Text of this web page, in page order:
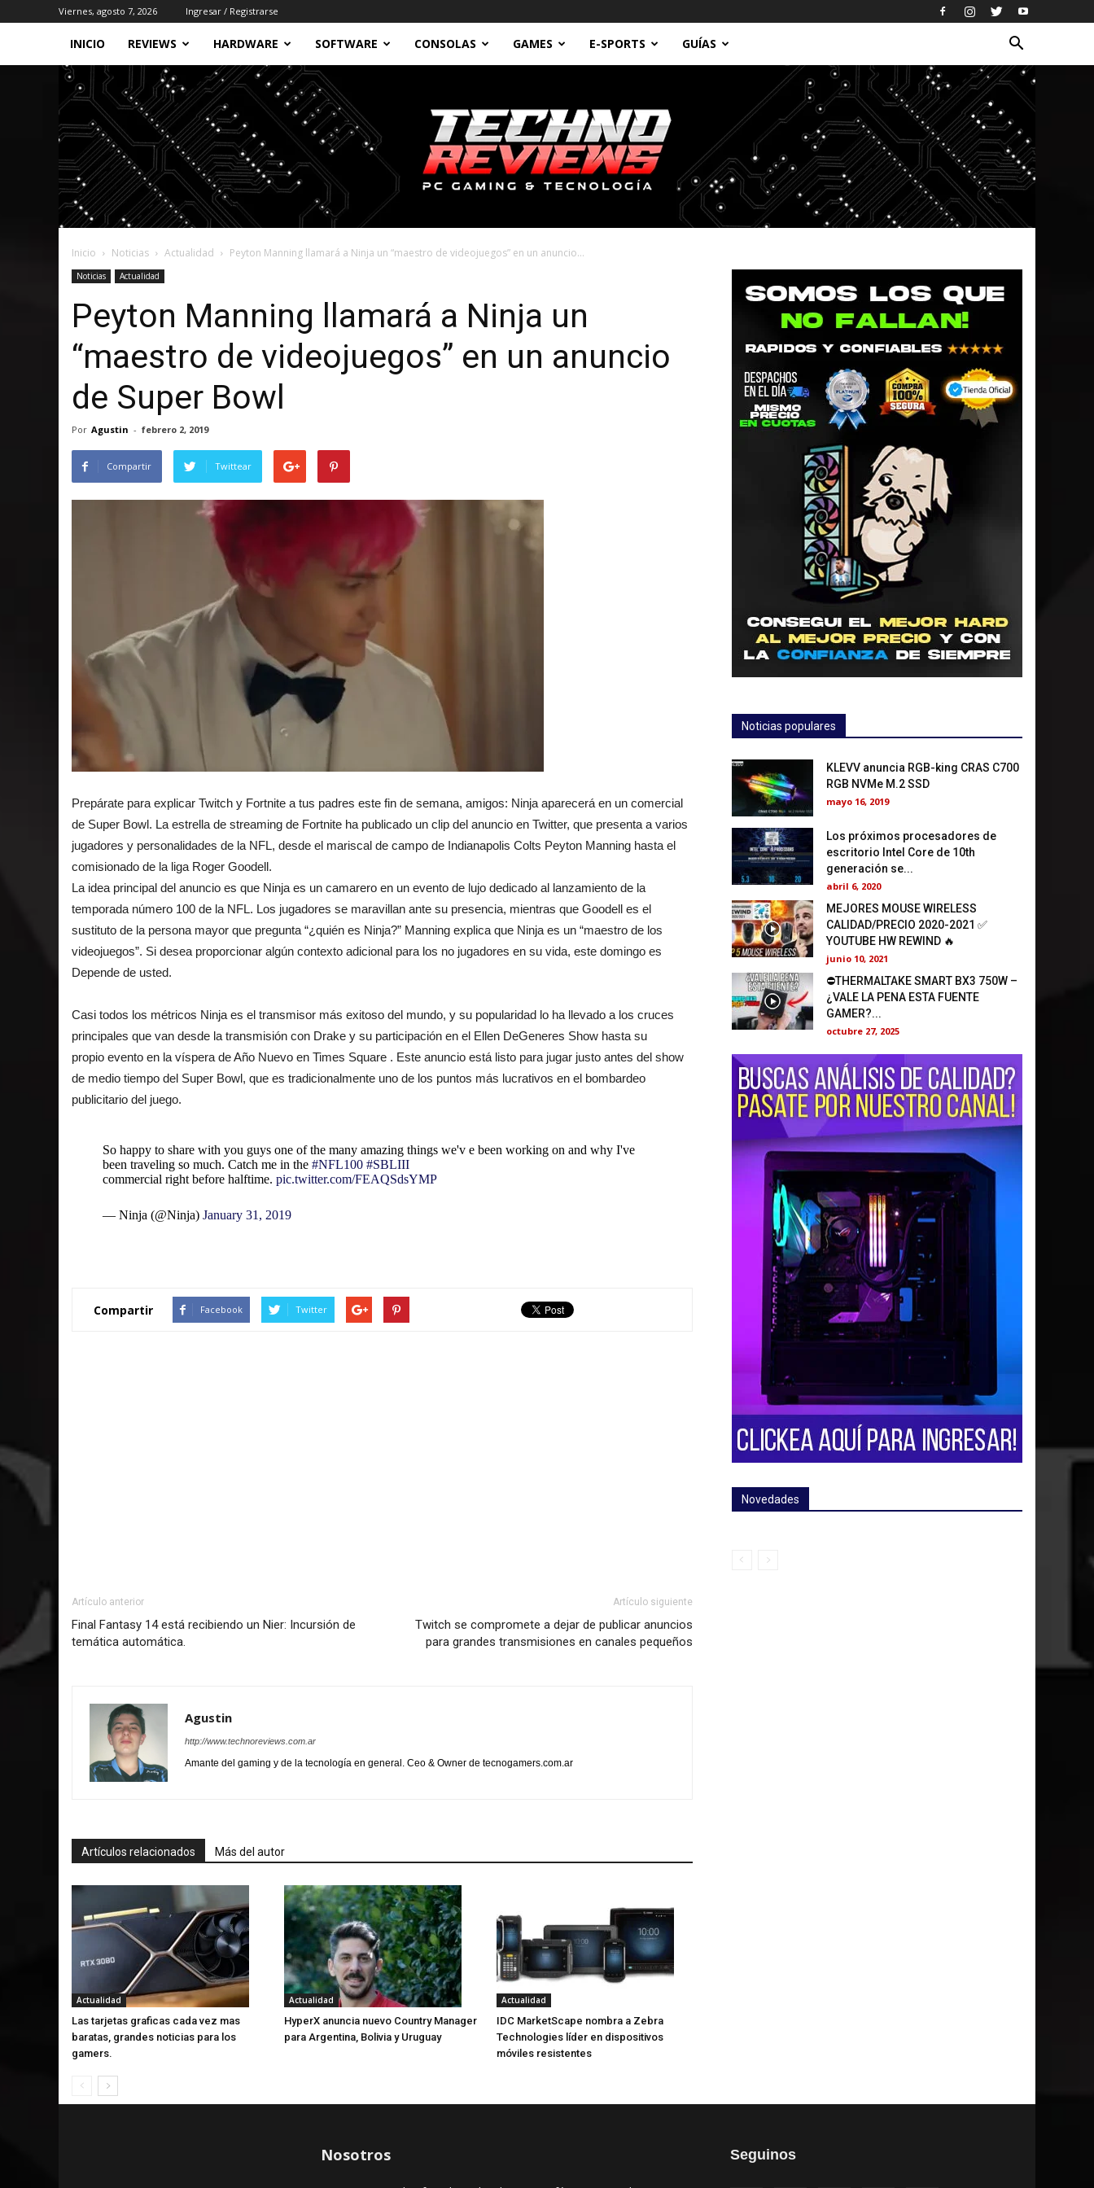
Viernes, agosto 7, 2026 Ingresar / Registrarse
INICIO REVIEWS HARDWARE SOFTWARE CONSOLAS GAMES E-SPORTS GUÍAS
reviews
Inicio Noticias Actualidad Peyton Manning llamará a Ninja un “maestro de videojuegos” en un anuncio...
Noticias Actualidad
Peyton Manning llamará a Ninja un
“maestro de videojuegos” en un anuncio
de Super Bowl
Por Agustin - febrero 2, 2019
Compartir Twittear
Prepárate para explicar Twitch y Fortnite a tus padres este fin de semana, amigos: Ninja aparecerá en un comercial
de Super Bowl. La estrella de streaming de Fortnite ha publicado un clip del anuncio en Twitter, que presenta a varios
jugadores y personalidades de la NFL, desde el mariscal de campo de Indianapolis Colts Peyton Manning hasta el
comisionado de la liga Roger Goodell.
La idea principal del anuncio es que Ninja es un camarero en un evento de lujo dedicado al lanzamiento de la
temporada número 100 de la NFL. Los jugadores se maravillan ante su presencia, mientras que Goodell es el
sustituto de la persona mayor que pregunta “¿quién es Ninja?” Manning explica que Ninja es un “maestro de los
videojuegos”. Si desea proporcionar algún contexto adicional para los no jugadores en su vida, este domingo es
Depende de usted.
Casi todos los métricos Ninja es el transmisor más exitoso del mundo, y su popularidad lo ha llevado a los cruces
principales que van desde la transmisión con Drake y su participación en el Ellen DeGeneres Show hasta su
propio evento en la víspera de Año Nuevo en Times Square . Este anuncio está listo para jugar justo antes del show
de medio tiempo del Super Bowl, que es tradicionalmente uno de los puntos más lucrativos en el bombardeo
publicitario del juego.
So happy to share with you guys one of the many amazing things we'v e been working on and why I've
been traveling so much. Catch me in the#NFL100 #SBLIII
commercial right before halftime.pic.twitter.com/FEAQSdsYMP
— Ninja (@Ninja)January 31, 2019
Compartir Facebook Twitter
Artículo anterior
Final Fantasy 14 está recibiendo un Nier: Incursión de
temática automática.
Artículo siguiente
Twitch se compromete a dejar de publicar anuncios
para grandes transmisiones en canales pequeños
Agustin
http://www.technoreviews.com.ar
Amante del gaming y de la tecnología en general. Ceo & Owner de tecnogamers.com.ar
Artículos relacionados Más del autor
Actualidad
Las tarjetas graficas cada vez mas
baratas, grandes noticias para los
gamers.
Actualidad
HyperX anuncia nuevo Country Manager
para Argentina, Bolivia y Uruguay
Actualidad
IDC MarketScape nombra a Zebra
Technologies líder en dispositivos
móviles resistentes
Noticias populares
KLEVV anuncia RGB-king CRAS C700
RGB NVMe M.2 SSD
mayo 16, 2019
Los próximos procesadores de
escritorio Intel Core de 10th
generación se...
abril 6, 2020
MEJORES MOUSE WIRELESS
CALIDAD/PRECIO 2020-2021 ✅
YOUTUBE HW REWIND 🔥
junio 10, 2021
⛔THERMALTAKE SMART BX3 750W –
¿VALE LA PENA ESTA FUENTE
GAMER?...
octubre 27, 2025
Novedades
Nosotros Seguinos